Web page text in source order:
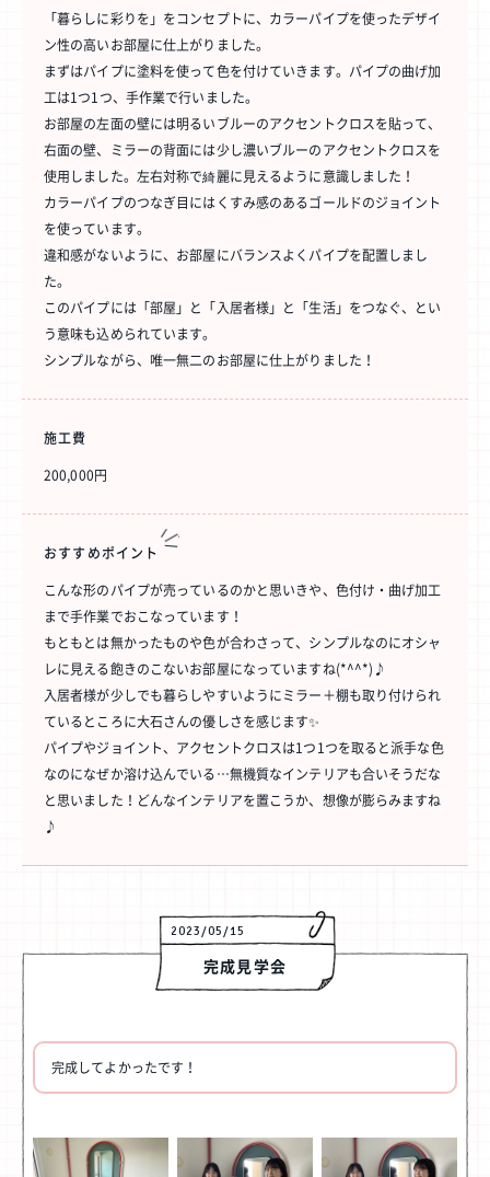
「暮らしに彩りを」をコンセプトに、カラーパイプを使ったデザイ
ン性の高いお部屋に仕上がりました。
まずはパイプに塗料を使って色を付けていきます。パイプの曲げ加
工は1つ1つ、手作業で行いました。
お部屋の左面の壁には明るいブルーのアクセントクロスを貼って、
右面の壁、ミラーの背面には少し濃いブルーのアクセントクロスを
使用しました。左右対称で綺麗に見えるように意識しました！
カラーパイプのつなぎ目にはくすみ感のあるゴールドのジョイント
を使っています。
違和感がないように、お部屋にバランスよくパイプを配置しまし
た。
このパイプには「部屋」と「入居者様」と「生活」をつなぐ、とい
う意味も込められています。
シンプルながら、唯一無二のお部屋に仕上がりました！
施工費
200,000円
おすすめポイント
こんな形のパイプが売っているのかと思いきや、色付け・曲げ加工
まで手作業でおこなっています！
もともとは無かったものや色が合わさって、シンプルなのにオシャ
レに見える飽きのこないお部屋になっていますね(*^^*)♪
入居者様が少しでも暮らしやすいようにミラー＋棚も取り付けられ
ているところに大石さんの優しさを感じます✨
パイプやジョイント、アクセントクロスは1つ1つを取ると派手な色
なのになぜか溶け込んでいる…無機質なインテリアも合いそうだな
と思いました！どんなインテリアを置こうか、想像が膨らみますね
♪
2023/05/15
完成見学会
完成してよかったです！